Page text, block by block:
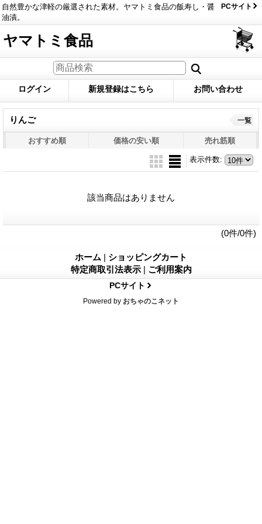
自然豊かな津軽の厳選された素材。ヤマトミ食品の飯寿し・醤
油漬。
PCサイト
ヤマトミ食品
ログイン 新規登録はこちら お問い合わせ
りんご 一覧
おすすめ順 価格の安い順 売れ筋順
表示件数:
該当商品はありません
(0件/0件)
ホーム | ショッピングカート
特定商取引法表示 | ご利用案内
PCサイト
Powered by おちゃのこネット